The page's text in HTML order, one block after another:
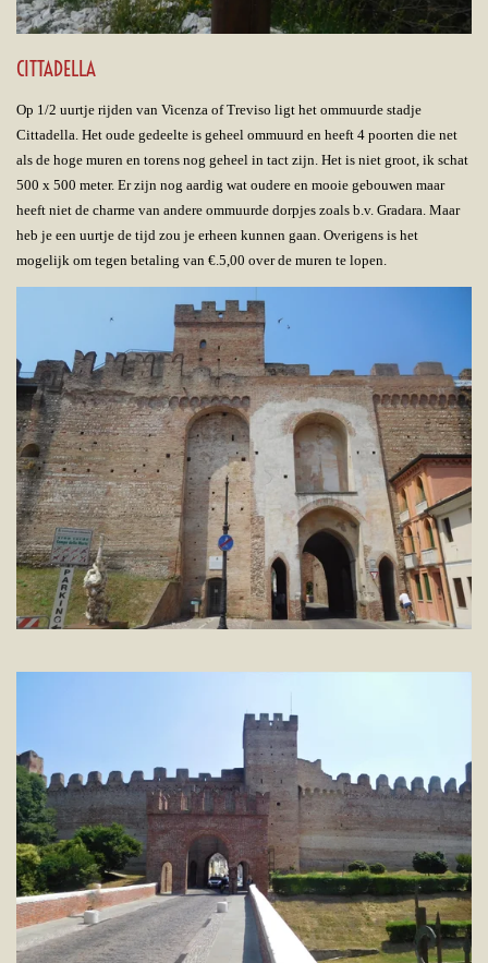
CITTADELLA
Op 1/2 uurtje rijden van Vicenza of Treviso ligt het ommuurde stadje
Cittadella. Het oude gedeelte is geheel ommuurd en heeft 4 poorten die net
als de hoge muren en torens nog geheel in tact zijn. Het is niet groot, ik schat
500 x 500 meter. Er zijn nog aardig wat oudere en mooie gebouwen maar
heeft niet de charme van andere ommuurde dorpjes zoals b.v. Gradara. Maar
heb je een uurtje de tijd zou je erheen kunnen gaan. Overigens is het
mogelijk om tegen betaling van €.5,00 over de muren te lopen.